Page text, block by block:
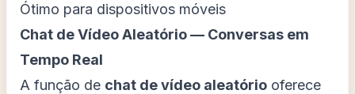
Ótimo para dispositivos móveis
Chat de Vídeo Aleatório — Conversas em
Tempo Real
A função de chat de vídeo aleatório oferece